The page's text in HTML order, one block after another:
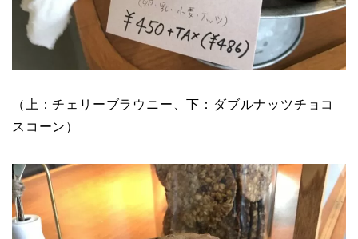
（上：チェリーブラウニー、下：ダブルナッツチョコ
スコーン ）